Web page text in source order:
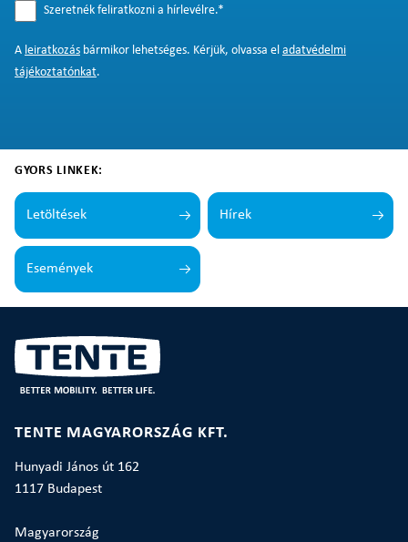
Szeretnék feliratkozni a hírlevélre.*
A leiratkozás bármikor lehetséges. Kérjük, olvassa el adatvédelmi
tájékoztatónkat.
GYORS LINKEK:
Letöltések Hírek
Események
TENTE MAGYARORSZÁG KFT.
Hunyadi János út 162
1117 Budapest
Magyarország